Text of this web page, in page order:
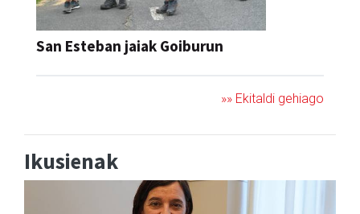
San Esteban jaiak Goiburun
»» Ekitaldi gehiago
Ikusienak